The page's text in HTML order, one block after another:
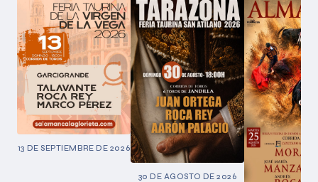
13 DE SEPTIEMBRE DE 2026
30 DE AGOSTO DE 2026